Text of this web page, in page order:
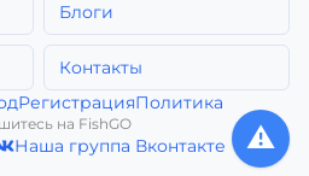
⚠️
Блоги
Контакты
РегистрацияПолитика
на FishGO
Наша группа Вконтакте